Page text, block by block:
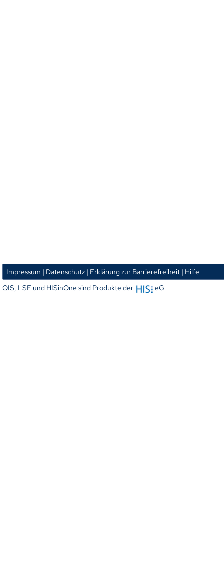
Impressum | Datenschutz | Erklärung zur Barrierefreiheit | Hilfe
QIS, LSF und HISinOne sind Produkte der
eG